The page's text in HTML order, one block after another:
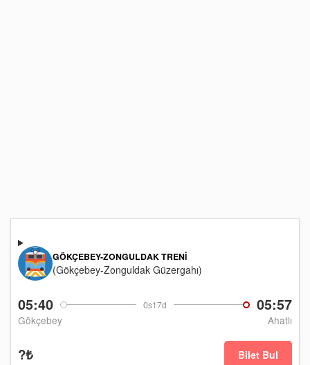
05:40 0s17d 05:57
Gökçebey Ahatlı
GÖKÇEBEY-ZONGULDAK TRENI
(Gökçebey-Zonguldak Güzergahı)
?₺ Bilet Bul